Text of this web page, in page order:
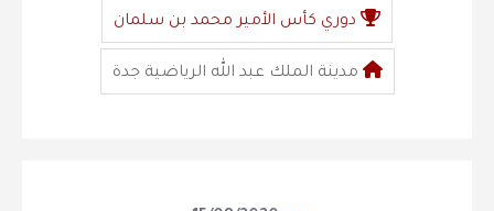
دوري كأس الأمير محمد بن سلمان
مدينة الملك عبد الله الرياضية جدة